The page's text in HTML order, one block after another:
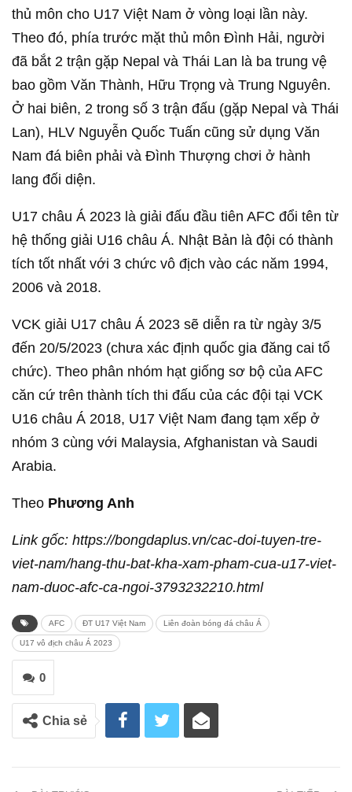
thủ môn cho U17 Việt Nam ở vòng loại lần này.
Theo đó, phía trước mặt thủ môn Đình Hải, người
đã bắt 2 trận gặp Nepal và Thái Lan là ba trung vệ
bao gồm Văn Thành, Hữu Trọng và Trung Nguyên.
Ở hai biên, 2 trong số 3 trận đấu (gặp Nepal và Thái
Lan), HLV Nguyễn Quốc Tuấn cũng sử dụng Văn
Nam đá biên phải và Đình Thượng chơi ở hành
lang đối diện.
U17 châu Á 2023 là giải đấu đầu tiên AFC đổi tên từ
hệ thống giải U16 châu Á. Nhật Bản là đội có thành
tích tốt nhất với 3 chức vô địch vào các năm 1994,
2006 và 2018.
VCK giải U17 châu Á 2023 sẽ diễn ra từ ngày 3/5
đến 20/5/2023 (chưa xác định quốc gia đăng cai tổ
chức). Theo phân nhóm hạt giống sơ bộ của AFC
căn cứ trên thành tích thi đấu của các đội tại VCK
U16 châu Á 2018, U17 Việt Nam đang tạm xếp ở
nhóm 3 cùng với Malaysia, Afghanistan và Saudi
Arabia.
Theo Phương Anh
Link gốc: https://bongdaplus.vn/cac-doi-tuyen-tre-
viet-nam/hang-thu-bat-kha-xam-pham-cua-u17-viet-
nam-duoc-afc-ca-ngoi-3793232210.html
AFC ĐT U17 Việt Nam Liên đoàn bóng đá châu Á
U17 vô địch châu Á 2023
0
Chia sẻ